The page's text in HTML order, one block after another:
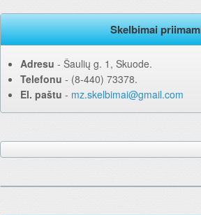
Skelbimai
Adresu ‐ Šaulių g. 1, Skuode.
Telefonu ‐ (8-440) 73378.
El. paštu ‐ mz.skelbimai@gmail.com